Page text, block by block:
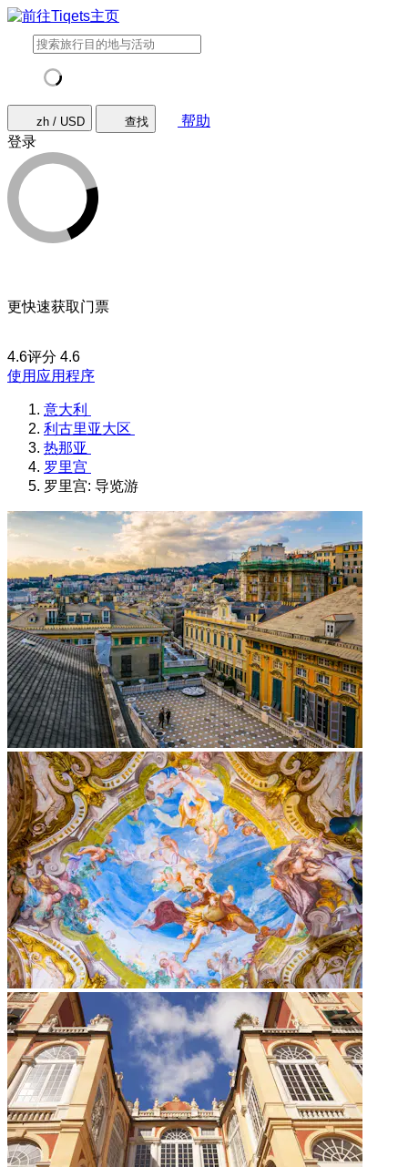
zh / USD 查找
帮助
登录
更快速获取门票
4.6评分 4.6
使用应用程序
意大利
利古里亚大区
热那亚
罗里宫
罗里宫: 导览游